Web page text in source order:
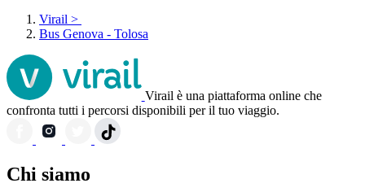
Virail >
Bus Genova - Tolosa
Virail è una piattaforma online che
confronta tutti i percorsi disponibili per il tuo viaggio.
Chi siamo